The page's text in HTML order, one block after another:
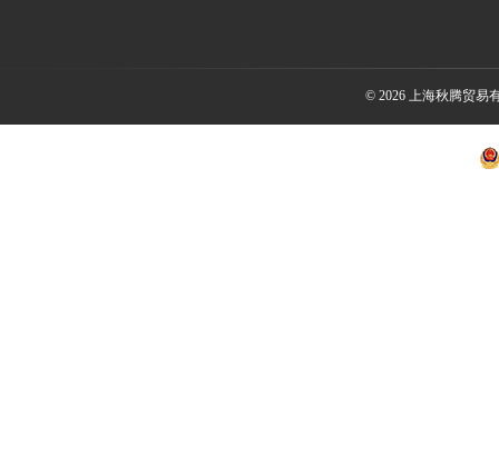
© 2026 上海秋腾贸易